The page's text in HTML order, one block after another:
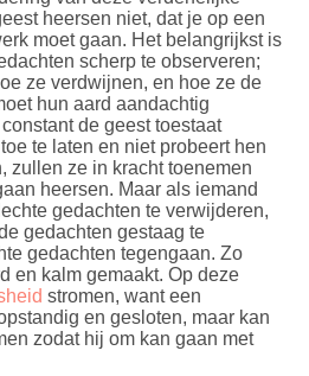
begrijpen van de wet van
en gevolg, is dus meer
kennis
het allemaal om draait, is
zoals ze werkelijk zijn
doordringend inzicht
de samenhang van
Dit zal de wet van kamma
nodig is, is de ontwikkeling
van echt zien en begrijpen
van worden (bhava)
een wezen naar een
afbuigen ( kammabhava),
(cetanā)
en zwaarwegende
heersen niet, dat je op een
moet gaan. Het belangrijkst is
scherp te observeren;
ze verdwijnen, en hoe ze de
hun aard aandachtig
de geest toestaat
te laten en niet probeert hen
zullen ze in kracht toenemen
heersen. Maar als iemand
gedachten te verwijderen,
gedachten gestaag te
gedachten tegengaan. Zo
en kalm gemaakt. Op deze
stromen, want een
en gesloten, maar kan
zodat hij om kan gaan met